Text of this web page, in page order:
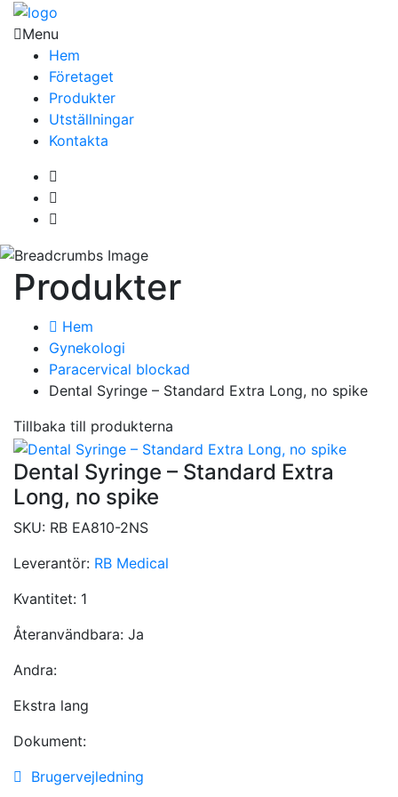
Menu
Hem
Företaget
Produkter
Utställningar
Kontakta
Produkter
Hem
Gynekologi
Paracervical blockad
Dental Syringe – Standard Extra Long, no spike
Tillbaka till produkterna
Dental Syringe – Standard Extra
Long, no spike
SKU: RB EA810-2NS
Leverantör: RB Medical
Kvantitet: 1
Återanvändbara: Ja
Andra:
Ekstra lang
Dokument:
Brugervejledning